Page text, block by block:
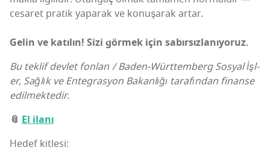
cesa­ret pra­tik yapa­rak ve konu­şa­rak artar.
Gelin ve katı­lın! Sizi gör­mek için sabırsızlanıyoruz.
Bu tek­lif dev­let fon­la­rı / Baden-Würt­tem­berg Sos­yal İşl­
er, Sağ­lık ve Enteg­ras­yon Bakan­lı­ğı tara­fın­dan finan­se
edilmektedir.
📎 El ila­nı
Hedef kitlesi: